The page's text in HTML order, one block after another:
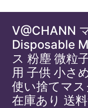
V@CHANN
Disposable
ス 粉塵 微粒
用 子供 小さ
使い捨てマ
在庫あり 送